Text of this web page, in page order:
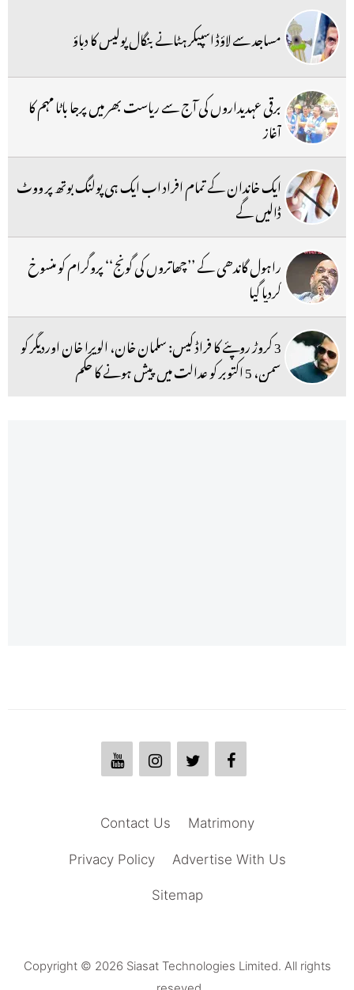
مساجد سے لاؤڈ اسپیکر ہٹانے بنگال پولیس کا دباؤ
برقی عہدیداروں کی آج سے ریاست بھر میں پرجا باٹا مہم کا
آغاز
ایک خاندان کے تمام افراد اب ایک ہی پولنگ بوتھ پر ووٹ
ڈالیں گے
راہول گاندھی کے ’’چھاتروں کی گونج‘‘ پروگرام کو منسوخ
کردیا گیا
3 کروڑ روپئے کا فراڈ کیس: سلمان خان، الویرا خان اوردیگر کو
سمن، 5 اکتوبر کو عدالت میں پیش ہونے کا حکم
Matrimony
Contact Us
Advertise With Us
Privacy Policy
Sitemap
Copyright © 2026 Siasat Technologies Limited. All rights